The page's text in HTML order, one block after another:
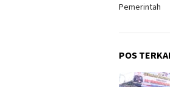
Pemerintah
POS